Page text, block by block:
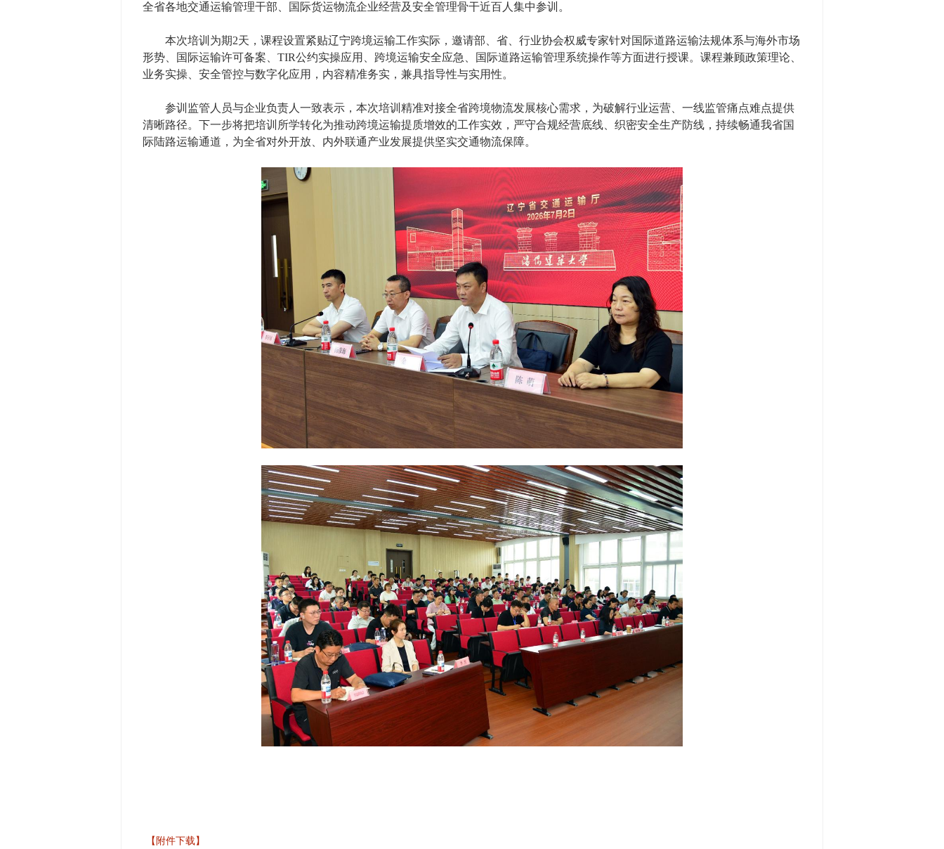
全省各地交通运输管理干部、国际货运物流企业经营及安全管理骨干近百人集中参训。
本次培训为期2天，课程设置紧贴辽宁跨境运输工作实际，邀请部、省、行业协会权威专家针对国际道路运输法规体系与海外市场
形势、国际运输许可备案、TIR公约实操应用、跨境运输安全应急、国际道路运输管理系统操作等方面进行授课。课程兼顾政策理论、
业务实操、安全管控与数字化应用，内容精准务实，兼具指导性与实用性。
参训监管人员与企业负责人一致表示，本次培训精准对接全省跨境物流发展核心需求，为破解行业运营、一线监管痛点难点提供
清晰路径。下一步将把培训所学转化为推动跨境运输提质增效的工作实效，严守合规经营底线、织密安全生产防线，持续畅通我省国
际陆路运输通道，为全省对外开放、内外联通产业发展提供坚实交通物流保障。
【附件下载】